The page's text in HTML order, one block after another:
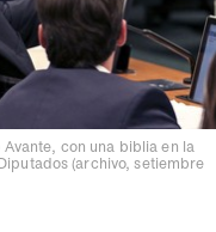
con una biblia en la
(archivo, setiembre